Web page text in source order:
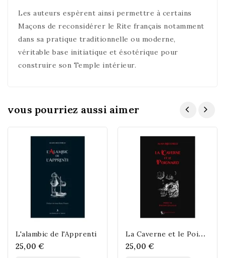
Les auteurs espèrent ainsi permettre à certains
Maçons de reconsidérer le Rite français notamment
dans sa pratique traditionnelle ou moderne,
véritable base initiatique et ésotérique pour
construire son Temple intérieur.
vous pourriez aussi aimer
L'alambic de l'Apprenti
25,00 €
L
a Caverne et le Poignard
25,00 €